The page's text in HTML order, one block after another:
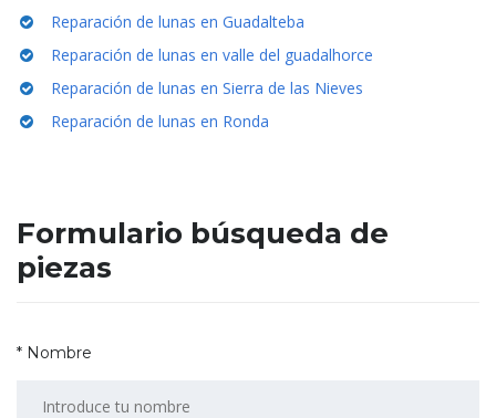
Reparación de lunas en Guadalteba
Reparación de lunas en valle del guadalhorce
Reparación de lunas en Sierra de las Nieves
Reparación de lunas en Ronda
Formulario búsqueda de
piezas
* Nombre